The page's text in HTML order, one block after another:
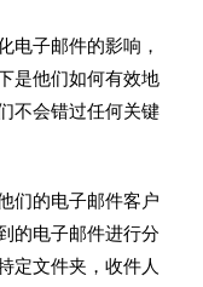
电子邮件的影响，
是他们如何有效地
不会错过任何关键
们的电子邮件客户
的电子邮件进行分
定文件夹，收件人